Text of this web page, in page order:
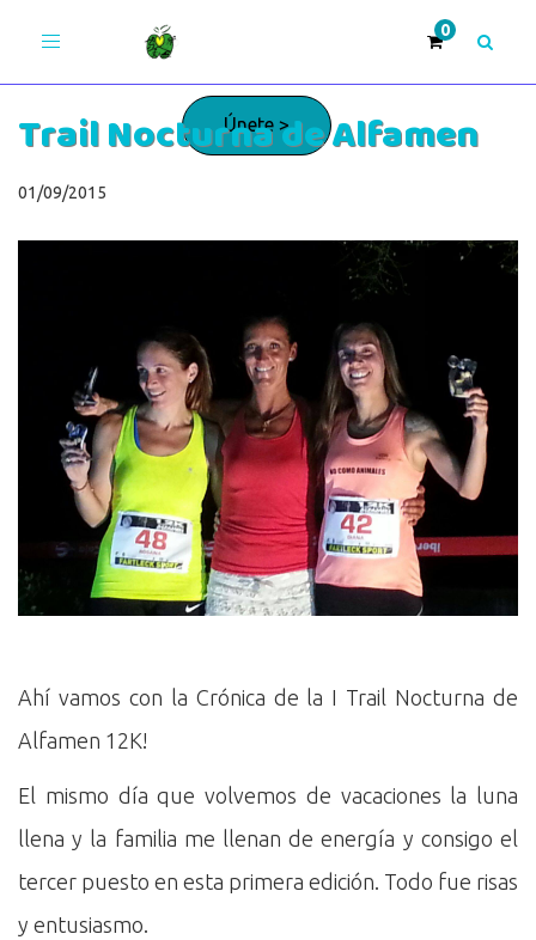
Toggle
Únete >
Trail Nocturna de Alfamen
01/09/2015
Ahí vamos con la Crónica de la I Trail Nocturna de
Alfamen 12K!
El mismo día que volvemos de vacaciones la luna
llena y la familia me llenan de energía y consigo el
tercer puesto en esta primera edición. Todo fue risas
y entusiasmo.